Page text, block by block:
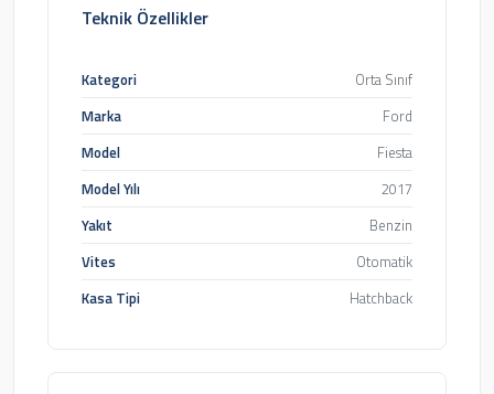
Teknik Özellikler
Kategori
Orta Sınıf
Marka
Ford
Model
Fiesta
Model Yılı
2017
Yakıt
Benzin
Vites
Otomatik
Kasa Tipi
Hatchback